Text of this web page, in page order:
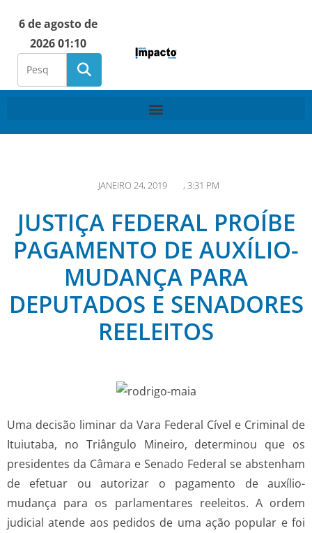
6 de agosto de
2026 01:10
JANEIRO 24, 2019 , 3:31 PM
JUSTIÇA FEDERAL PROÍBE
PAGAMENTO DE AUXÍLIO-
MUDANÇA PARA
DEPUTADOS E SENADORES
REELEITOS
Uma decisão liminar da Vara Federal Cível e Criminal de
Ituiutaba, no Triângulo Mineiro, determinou que os
presidentes da Câmara e Senado Federal se abstenham
de efetuar ou autorizar o pagamento de auxílio-
mudança para os parlamentares reeleitos. A ordem
judicial atende aos pedidos de uma ação popular e foi